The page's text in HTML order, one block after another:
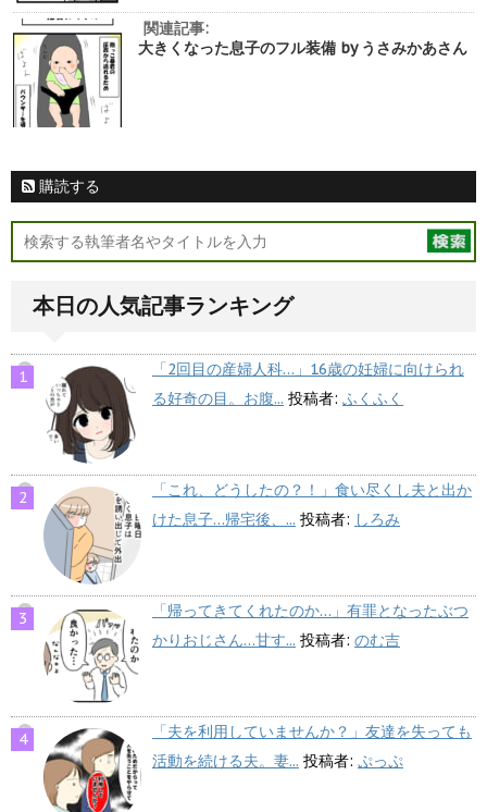
関連記事:
大きくなった息子のフル装備 by うさみかあさん
購読する
本日の人気記事ランキング
「2回目の産婦人科…」16歳の妊婦に向けられ
る好奇の目。お腹... 投稿者: ふくふく
「これ、どうしたの？！」食い尽くし夫と出か
けた息子…帰宅後、... 投稿者: しろみ
「帰ってきてくれたのか…」有罪となったぶつ
かりおじさん…甘す... 投稿者: のむ吉
「夫を利用していませんか？」友達を失っても
活動を続ける夫。妻... 投稿者: ぷっぷ